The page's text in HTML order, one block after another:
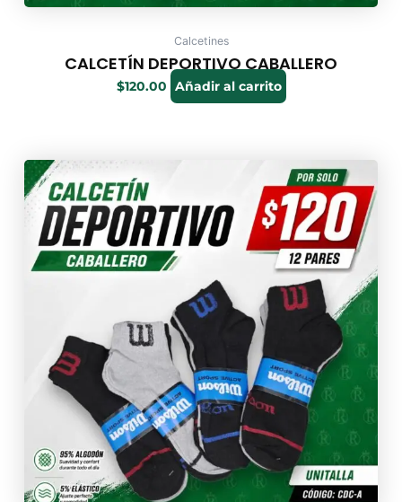
Calcetines
CALCETÍN DEPORTIVO CABALLERO
$120.00 Añadir al carrito